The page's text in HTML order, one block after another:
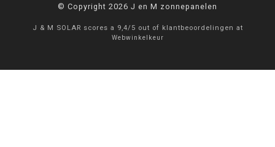
© Copyright 2026 J en M zonnepanelen
J & M SOLAR scores a 9,4/ 5 out of klantbeoordelingen at
Webwinkelkeur